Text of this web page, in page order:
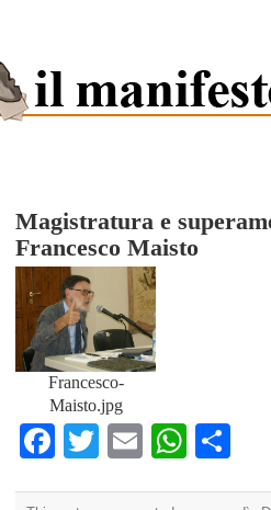
Magistratura e
Francesco Maisto
Francesco-
Maisto.jpg
Facebook
TwitterEmail